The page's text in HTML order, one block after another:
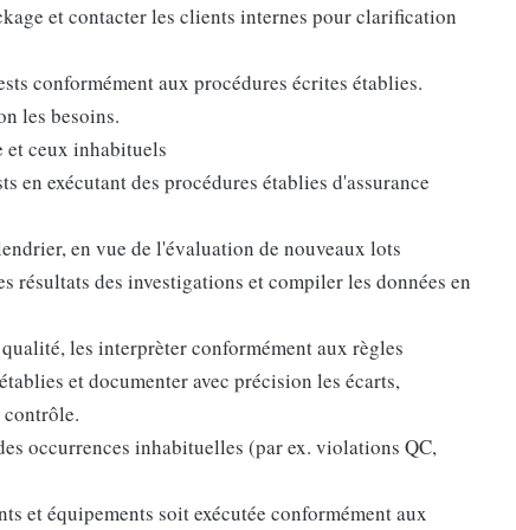
et contacter les clients internes pour clarification
conformément aux procédures écrites établies.
les besoins.
et ceux inhabituels
en exécutant des procédures établies d'assurance
en vue de l'évaluation de nouveaux lots
résultats des investigations et compiler les données en
les interprèter conformément aux règles
et documenter avec précision les écarts,
contrôle.
occurrences inhabituelles (par ex. violations QC,
et équipements soit exécutée conformément aux